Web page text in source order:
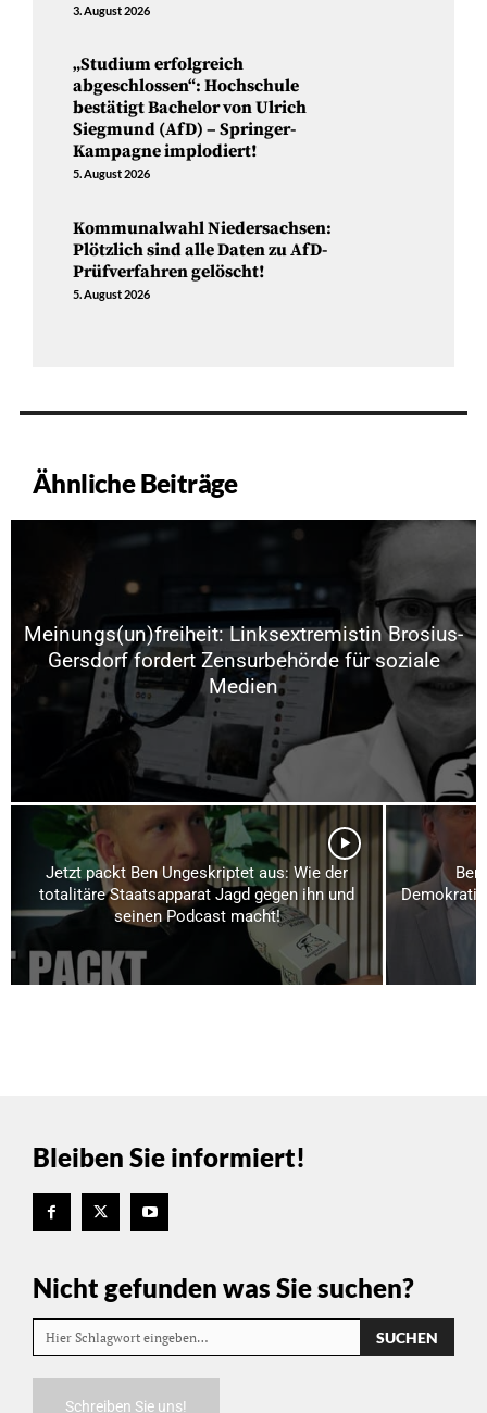
3. August 2026
„Studium erfolgreich
abgeschlossen“: Hochschule
bestätigt Bachelor von Ulrich
Siegmund (AfD) – Springer-
Kampagne implodiert!
5. August 2026
Kommunalwahl Niedersachsen:
Plötzlich sind alle Daten zu AfD-
Prüfverfahren gelöscht!
5. August 2026
Ähnliche Beiträge
Meinungs(un)freiheit: Linksextremistin Brosius-
Gersdorf fordert Zensurbehörde für soziale
Medien
Jetzt packt Ben Ungeskriptet aus: Wie der
totalitäre Staatsapparat Jagd gegen ihn und
seinen Podcast macht!
Bleiben Sie informiert!
Nicht gefunden was Sie suchen?
Hier Schlagwort eingeben… SUCHEN
Schreiben Sie uns!